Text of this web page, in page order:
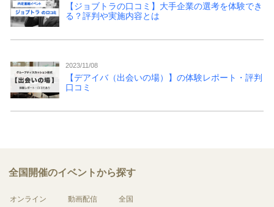
【ジョブトラの口コミ】大手企業の選考を体験でき
る？評判や実施内容とは
2023/11/08
【デアイバ（出会いの場）】の体験レポート・評判
口コミ
全国開催のイベントから探す
オンライン 動画配信 全国